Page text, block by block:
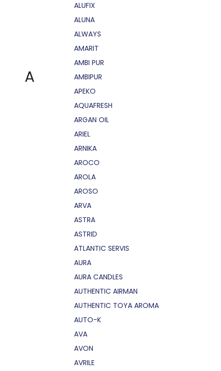
A
ALUFIX
ALUNA
ALWAYS
AMARIT
AMBI PUR
AMBIPUR
APEKO
AQUAFRESH
ARGAN OIL
ARIEL
ARNIKA
AROCO
AROLA
AROSO
ARVA
ASTRA
ASTRID
ATLANTIC SERVIS
AURA
AURA CANDLES
AUTHENTIC AIRMAN
AUTHENTIC TOYA AROMA
AUTO-K
AVA
AVON
AVRILE